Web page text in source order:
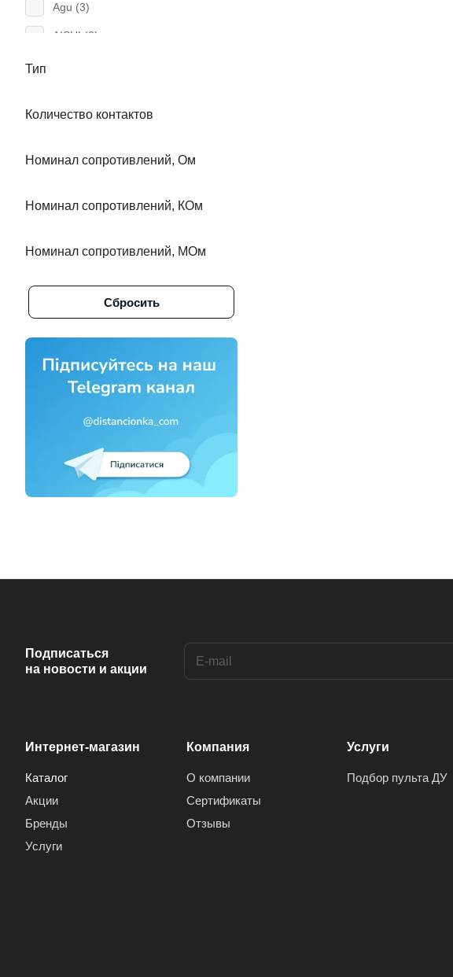
Agu (3)
AISHI (3)
Aoc (1)
Arduino (20)
BOSHEN (
BOURNS (51)
Bq (1)
Capxon ( 20
Chongx ( 54)
Epcos (1)
FSC (1 )
GALAXY (
HELISHUN (
Тип
Количество контактов
Номинал сопротивлений, Ом
Номинал сопротивлений, КОм
Номинал сопротивлений, МОм
Сбросить
Подписаться
на новости и акции
Интернет-магазин
Каталог
Акции
Бренды
Услуги
Компания
О компании
Сертификаты
Отзывы
Услуги
Подбор пульта ДУ